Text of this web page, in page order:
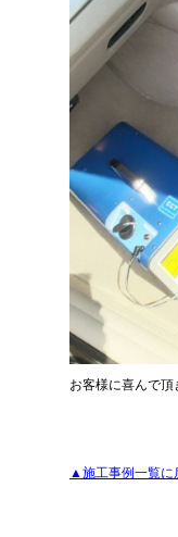
お客様に喜んで頂
▲施工事例一覧に